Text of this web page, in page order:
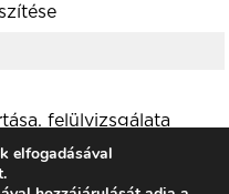
felülvizsgálata
elfogadásával